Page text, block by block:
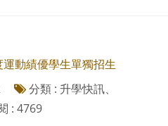
動績優學生單獨招生
分類 : 升學快訊、
: 4769